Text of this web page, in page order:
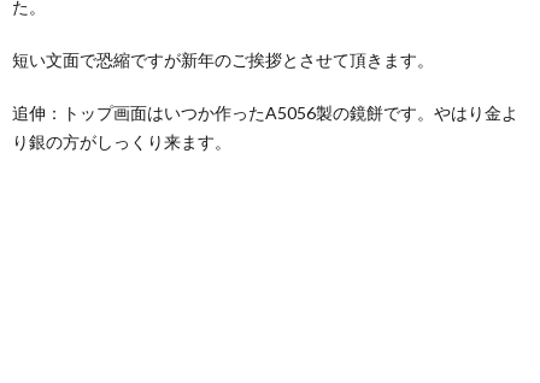
た。
短い文面で恐縮ですが新年のご挨拶とさせて頂きます。
追伸：トップ画面はいつか作ったA5056製の鏡餅です。やはり金よ
り銀の方がしっくり来ます。